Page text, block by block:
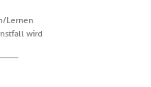
Lernen
wird